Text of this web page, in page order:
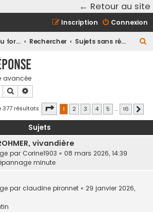
← Retour au site
Connexion
Inscription
Accueil du forum Rechercher Sujets sans réponse
c
h
avancée
Rechercher
377 résultats Page 1sur16
1 2 3 4 5 … 16
Sujets
vivandière
par Corine1903 « 08 mars 2026, 14:39
minute
par claudine pironnet « 29 janvier 2026,